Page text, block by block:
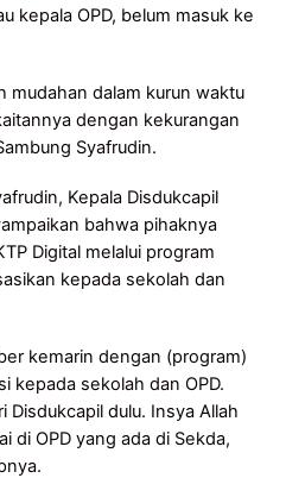
kepala OPD, belum masuk ke
mudahan dalam kurun waktu
dengan kekurangan
Syafrudin.
Kepala Disdukcapil
bahwa pihaknya
Digital melalui program
kepada sekolah dan
kemarin dengan (program)
kepada sekolah dan OPD.
Disdukcapil dulu. Insya Allah
di OPD yang ada di Sekda,